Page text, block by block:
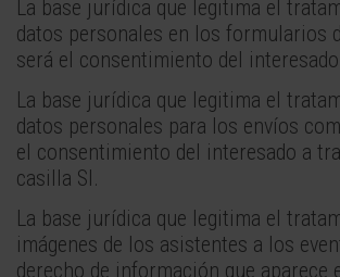
La base jurídica que legitima el
datos personales en los formularios
será el consentimiento del
La base jurídica que legitima el
datos personales para los envíos
el consentimiento del interesado a
casilla SI.
La base jurídica que legitima el
imágenes de los asistentes a los
derecho de información que aparece